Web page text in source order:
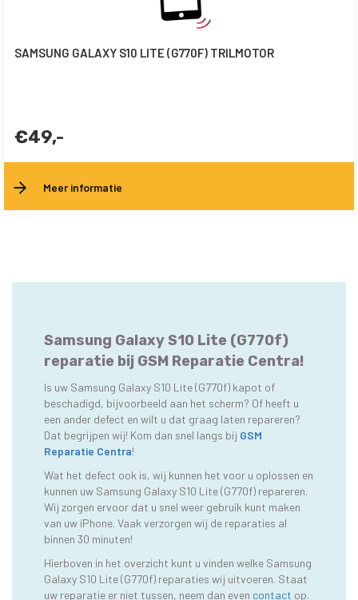
SAMSUNG GALAXY S10 LITE (G770F) TRILMOTOR
€49,-
Meer informatie
Samsung Galaxy S10 Lite (G770f)
reparatie bij GSM Reparatie Centra!
Is uw Samsung Galaxy S10 Lite (G770f) kapot of
beschadigd, bijvoorbeeld aan het scherm? Of heeft u
een ander defect en wilt u dat graag laten repareren?
Dat begrijpen wij! Kom dan snel langs bij GSM
Reparatie Centra!
Wat het defect ook is, wij kunnen het voor u oplossen en
kunnen uw Samsung Galaxy S10 Lite (G770f) repareren.
Wij zorgen ervoor dat u snel weer gebruik kunt maken
van uw iPhone. Vaak verzorgen wij de reparaties al
binnen 30 minuten!
Hierboven in het overzicht kunt u vinden welke Samsung
Galaxy S10 Lite (G770f) reparaties wij uitvoeren. Staat
uw reparatie er niet tussen, neem dan even contact op.